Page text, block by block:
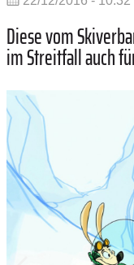
Diese vom
im Streitfall auch